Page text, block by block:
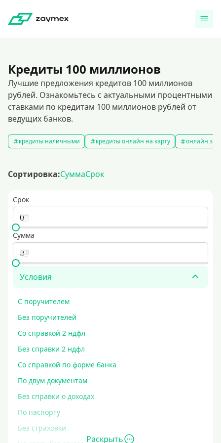
Кредиты 100 миллионов
Лучшие предложения кредитов 100 миллионов
рублей. Ознакомьтесь с актуальными процентными
ставками по кредитам 100 миллионов рублей от
ведущих банков.
кредиты наличными кредиты онлайн на карту онлайн
Сортировка:СуммаСрок
Срок
Сумма
Условия
С поручителем
Без поручителей
Со справкой 2 ндфл
Без справки 2 ндфл
Со справкой по форме банка
По двум документам
Без справки о доходах
По паспорту
Без страховки
Раскрыть